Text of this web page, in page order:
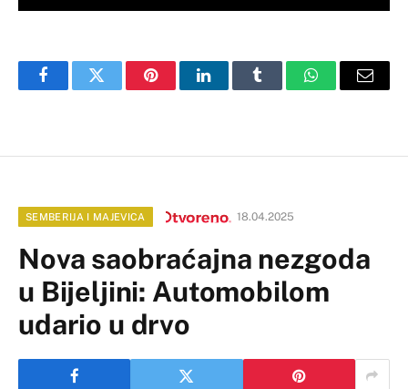
FacebookTwitter PinterestLinkedInTumblr WhatsAppEmail
SEMBERIJA I MAJEVICA 18.04.2025
Nova saobraćajna nezgoda
u Bijeljini: Automobilom
udario u drvo